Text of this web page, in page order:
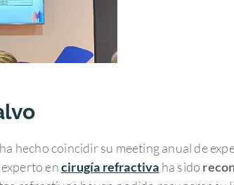
hecho coincidir su meeting anual de
experto encirugía refractiva ha sido